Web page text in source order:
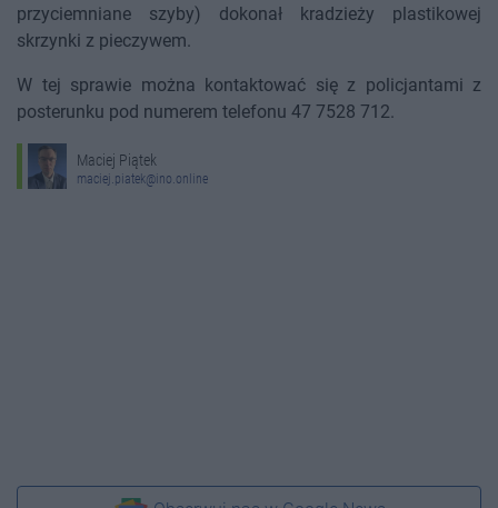
przyciemniane szyby) dokonał kradzieży plastikowej
skrzynki z pieczywem.
W tej sprawie można kontaktować się z policjantami z
posterunku pod numerem telefonu 47 7528 712.
Maciej Piątek
maciej.piatek@ino.online